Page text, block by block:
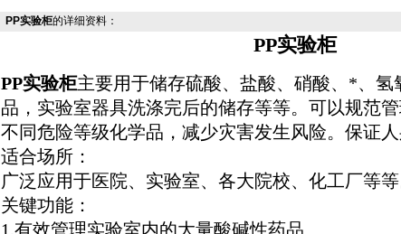
PP实验柜的详细资料：
PP实验柜
PP实验柜主要用于储存硫酸、盐酸、硝酸、*、氢
品，实验室器具洗涤完后的储存等等。可以规范
不同危险等级化学品，减少灾害发生风险。保证人
适合场所：
广泛应用于医院、实验室、各大院校、化工厂等等
关键功能：
1.有效管理实验室内的大量酸碱性药品